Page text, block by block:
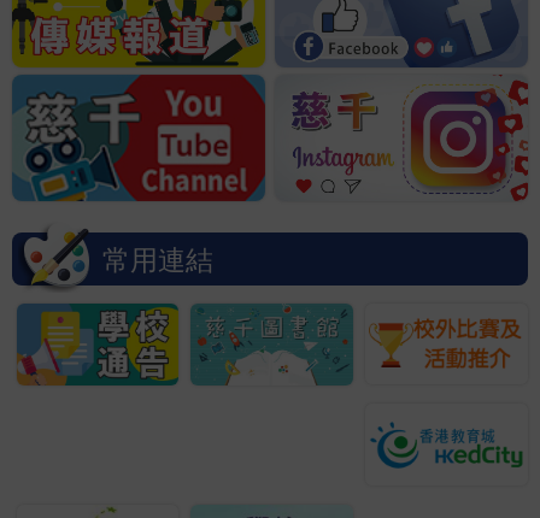
11/07/2026
本校足球隊勇奪全港天主教
小學足球比賽冠軍
10/07/2026
慈千乒乓球校隊勇奪東區乒
10/07/2026
2026 第三次考試P1-P5
TOP20及小海豚頒獎禮
01/07/2026
2526_和富慈善基金成績進步獎P1
01/07/2026
2526_和富慈善基金成績獎P1
01/07/2026
2526_童夢慈善基金獎學金
29/06/2026
「親子同行·夢想啟航」慈千家庭故事比賽
24/06/2026
常用連結